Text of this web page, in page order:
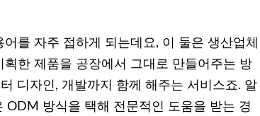
를 자주 접하게 되는데요, 이 둘은 생산업체
한 제품을 공장에서 그대로 만들어주는 방
디자인, 개발까지 함께 해주는 서비스죠. 알
ODM 방식을 택해 전문적인 도움을 받는 경